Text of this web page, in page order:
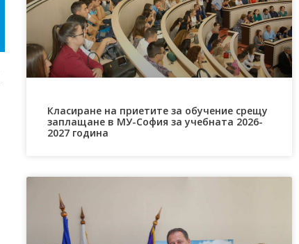
Класиране на приетите за обучение срещу
заплащане в МУ-София за учебната 2026-
2027 година